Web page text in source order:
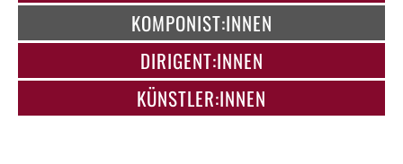
KOMPONIST:INNEN
DIRIGENT:INNEN
KÜNSTLER:INNEN